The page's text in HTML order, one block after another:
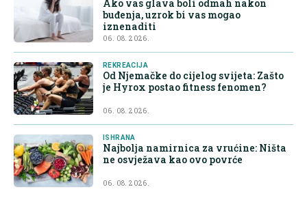
Ako vas glava boli odmah nakon
buđenja, uzrok bi vas mogao
iznenaditi
06. 08. 2026.
REKREACIJA
Od Njemačke do cijelog svijeta: Zašto
je Hyrox postao fitness fenomen?
06. 08. 2026.
ISHRANA
Najbolja namirnica za vrućine: Ništa
ne osvježava kao ovo povrće
06. 08. 2026.